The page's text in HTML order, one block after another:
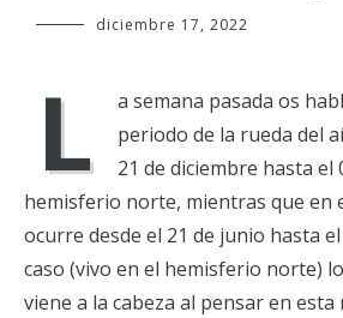
Verde
diciembre 17, 2022
L a semana pasada os
periodo de la rueda del
21 de diciembre hasta
hemisferio norte, mientras que en
ocurre desde el 21 de junio hasta
caso (vivo en el hemisferio norte)
viene a la cabeza al pensar en esta